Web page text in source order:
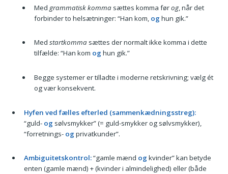
Med grammatisk kommasættes komma førog, når det
forbinder to helsætninger: “Han kom, og hun gik.”
Med startkommasættes der normalt ikke komma i dette
tilfælde: “Han kom og hun gik.”
Begge systemer er tilladte i moderne retskrivning; vælg ét
og vær konsekvent.
Hyfen ved fælles efterled (sammenkædningsstreg):
“guld- og sølvsmykker” (= guld-smykker og sølvsmykker),
“forretnings- og privatkunder”.
Ambiguitetskontrol:“gamle mænd og kvinder” kan betyde
enten (gamle mænd) + (kvinder i almindelighed) eller (både